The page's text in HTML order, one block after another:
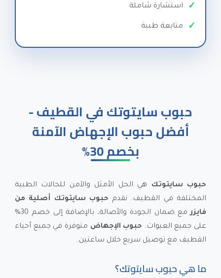
استشارة شاملة
متابعة طبية
حبوب سايتوتك في القطيف -
أفضل حبوب الإجهاض الآمنة
بخصم 30%
حبوب سايتوتك هي الحل الأمثل والآمن للحالات الطبية
المختلفة في القطيف. نقدم حبوب سايتوتك أصلية من
فايزر
مع ضمان الجودة والأصالة، بالإضافة إلى خصم 30%
على جميع العبوات. حبوب الإجهاض متوفرة في جميع أحياء
القطيف مع توصيل سريع خلال ساعتين.
ما هي حبوب سايتوتك؟